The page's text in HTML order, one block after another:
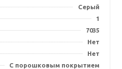
Серый
1
7035
Нет
Нет
С порошковым покрытием